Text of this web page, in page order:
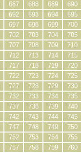
687 688 689
690
692 693 694
695
697 698 699
700
702 703 704
705
707 708 709
710
712 713 714
715
717 718 719
720
722 723 724
725
727 728 729
730
732 733 734
735
737 738 739
740
742 743 744
745
747 748 749
750
752 753 754
755
757 758 759 760